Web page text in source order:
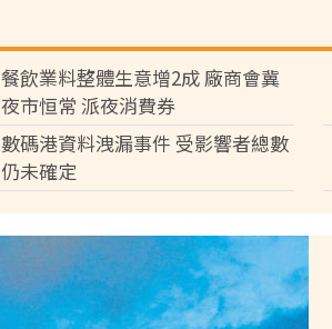
餐飲業料整體生意增2成 廠商會冀
夜市恒常 派夜消費券
數碼港資料洩漏事件 受影響者總數
仍未確定